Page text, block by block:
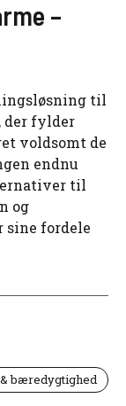
–
til
der fylder
voldsomt de
endnu
til
og
sine fordele
bæredygtighed